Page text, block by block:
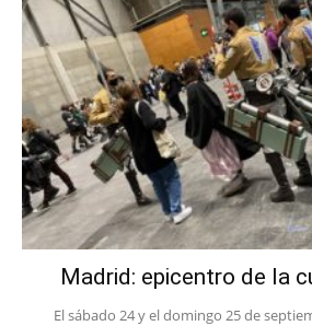
Madrid: epicentro de la
El sábado 24 y el domingo 25 de